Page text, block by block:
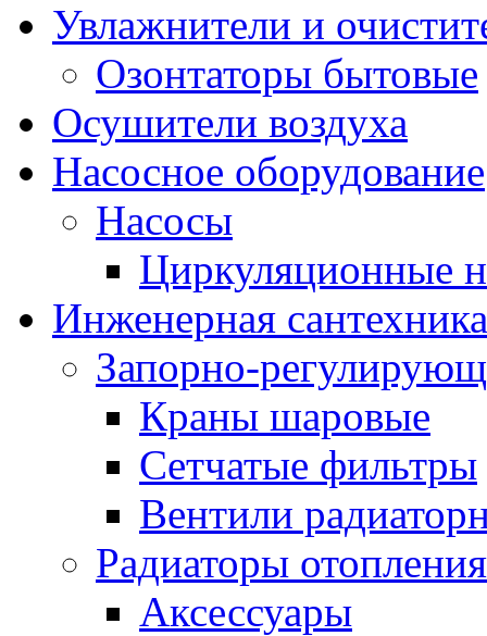
Увлажнители и
Озонтаторы бытовые
Осушители воздуха
Насосное оборудование
Насосы
Циркуляционные
Инженерная сантехника
Запорно-
Краны шаровые
Сетчатые фильтры
Вентили
Радиаторы отопления
Аксессуары